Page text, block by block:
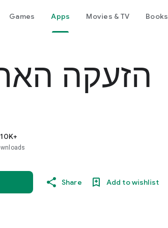
Games Apps Movies & TV Books
הזעקה
10K+
Share Add to wishlist